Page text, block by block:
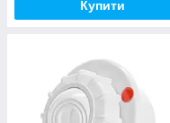
Купити